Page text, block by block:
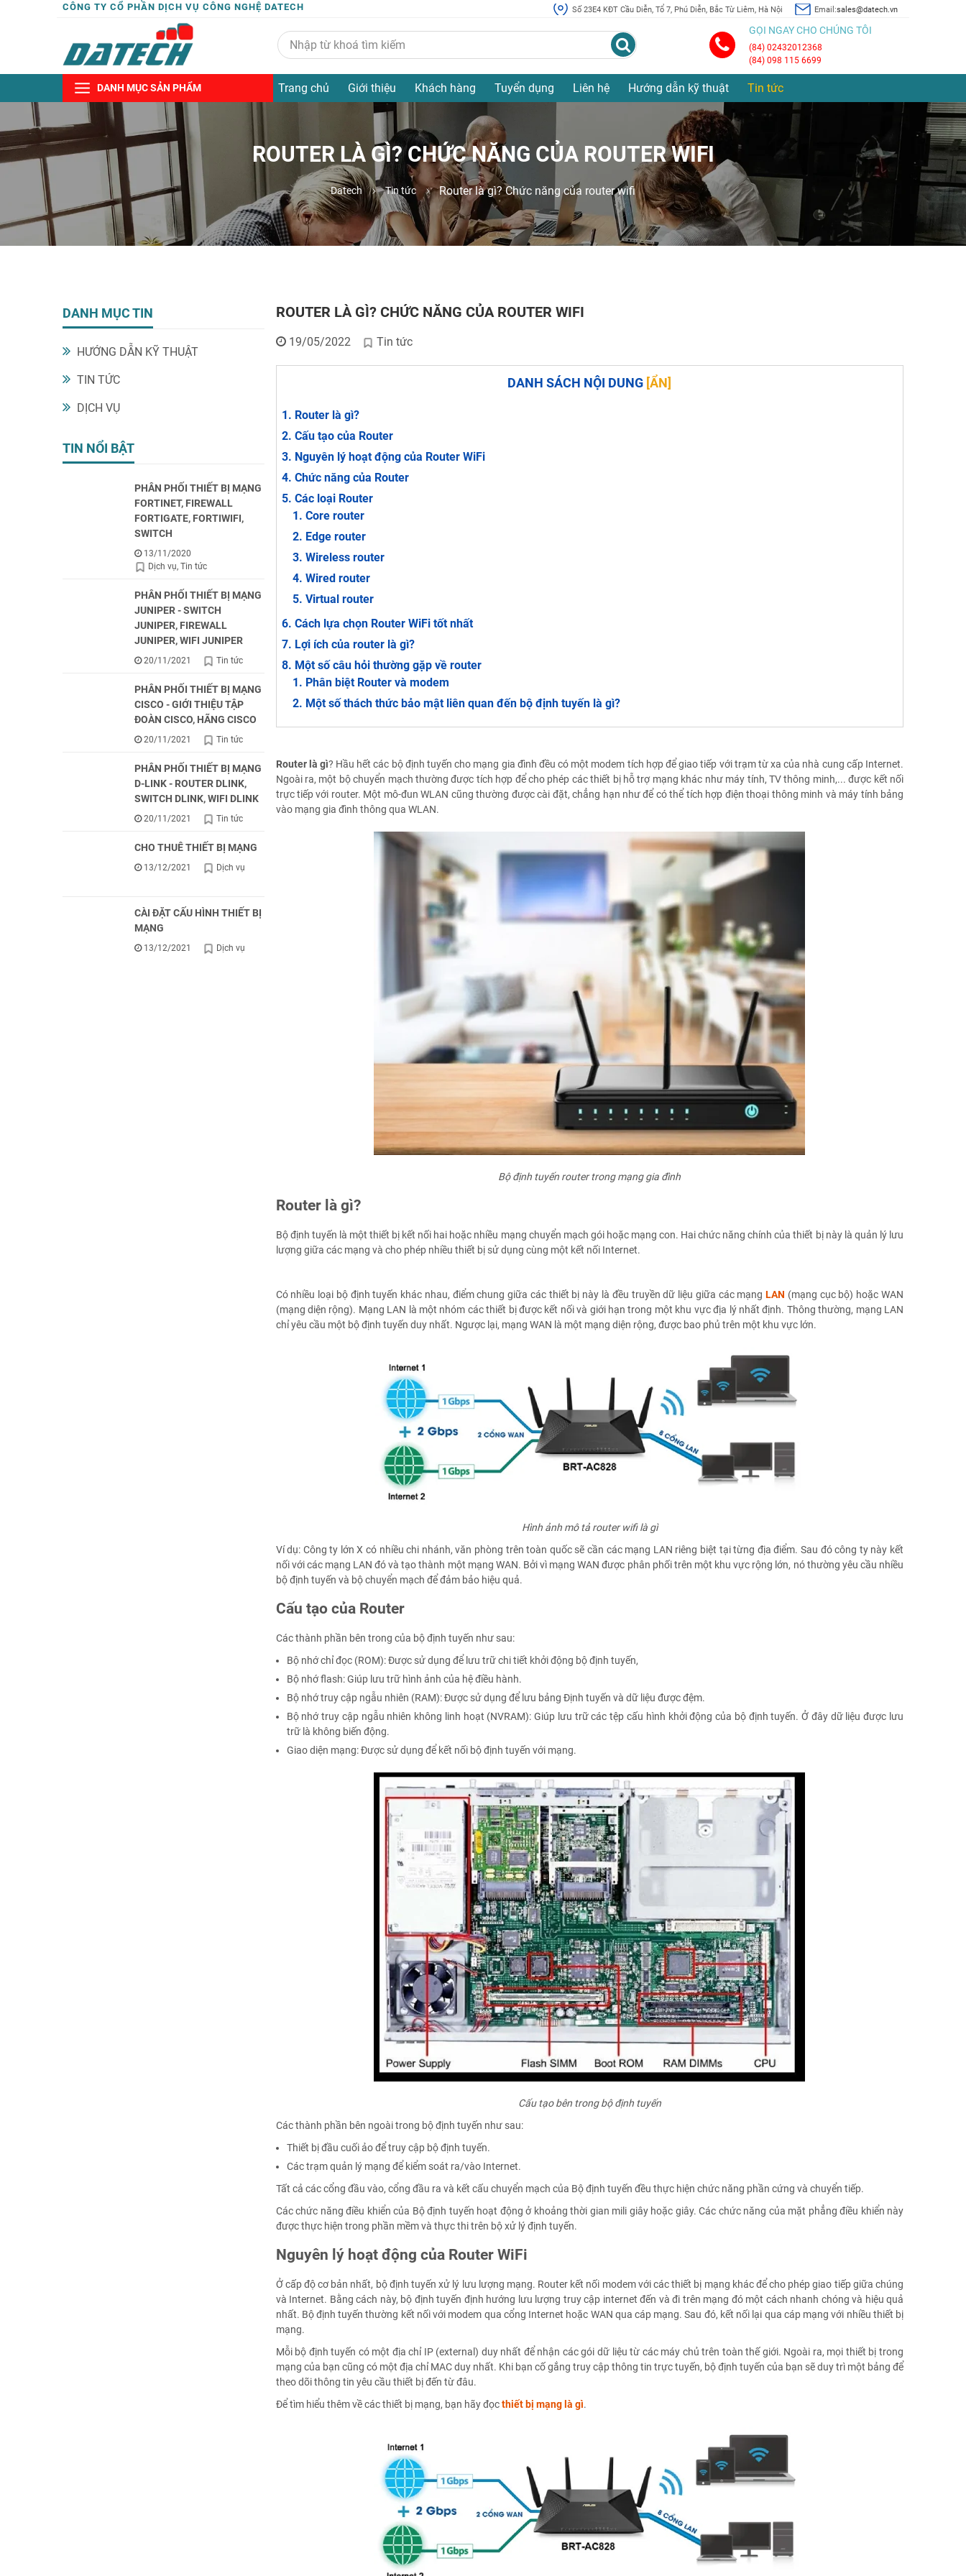
CÔNG TY CỔ PHẦN DỊCH VỤ CÔNG NGHỆ DATECH Số 23E4 KĐT Cầu Diễn, Tổ 7, Phú Diễn, Bắc Từ Liêm, Hà Nội Email:sales@datech.vn
GỌI NGAY CHO CHÚNG TÔI
(84) 02432012368
(84) 098 115 6699
DANH MỤC SẢN PHẨM Trang chủ Giới thiệu Khách hàng Tuyển dụng Liên hệ Hướng dẫn kỹ thuật Tin tức
ROUTER LÀ GÌ? CHỨC NĂNG CỦA ROUTER WIFI
Datech Tin tức Router là gì? Chức năng của router wifi
DANH MỤC TIN
HƯỚNG DẪN KỸ THUẬT
TIN TỨC
DỊCH VỤ
TIN NỔI BẬT
PHÂN PHỐI THIẾT BỊ MẠNG
FORTINET, FIREWALL
FORTIGATE, FORTIWIFI,
SWITCH
13/11/2020
Dịch vụ Tin tức
PHÂN PHỐI THIẾT BỊ MẠNG
JUNIPER - SWITCH
JUNIPER, FIREWALL
JUNIPER, WIFI JUNIPER
20/11/2021 Tin tức
PHÂN PHỐI THIẾT BỊ MẠNG
CISCO - GIỚI THIỆU TẬP
ĐOÀN CISCO, HÃNG CISCO
20/11/2021 Tin tức
PHÂN PHỐI THIẾT BỊ MẠNG
D-LINK - ROUTER DLINK,
SWITCH DLINK, WIFI DLINK
20/11/2021 Tin tức
CHO THUÊ THIẾT BỊ MẠNG
13/12/2021 Dịch vụ
CÀI ĐẶT CẤU HÌNH THIẾT BỊ
MẠNG
13/12/2021 Dịch vụ
ROUTER LÀ GÌ? CHỨC NĂNG CỦA ROUTER WIFI
19/05/2022 Tin tức
DANH SÁCH NỘI DUNG [ẨN]
Router là gì?
Cấu tạo của Router
Nguyên lý hoạt động của Router WiFi
Chức năng của Router
Các loại Router
Core router
Edge router
Wireless router
Wired router
Virtual router
Cách lựa chọn Router WiFi tốt nhất
Lợi ích của router là gì?
Một số câu hỏi thường gặp về router
Phân biệt Router và modem
Một số thách thức bảo mật liên quan đến bộ định tuyến là gì?
Router là gì? Hầu hết các bộ định tuyến cho mạng gia đình đều có một modem tích hợp để giao tiếp với trạm từ xa của nhà cung cấp Internet.
Ngoài ra, một bộ chuyển mạch thường được tích hợp để cho phép các thiết bị hỗ trợ mạng khác như máy tính, TV thông minh,... được kết nối
trực tiếp với router. Một mô-đun WLAN cũng thường được cài đặt, chẳng hạn như để có thể tích hợp điện thoại thông minh và máy tính bảng
vào mạng gia đình thông qua WLAN.
Bộ định tuyến router trong mạng gia đình
Router là gì?
Bộ định tuyến là một thiết bị kết nối hai hoặc nhiều mạng chuyển mạch gói hoặc mạng con. Hai chức năng chính của thiết bị này là quản lý lưu
lượng giữa các mạng và cho phép nhiều thiết bị sử dụng cùng một kết nối Internet.
Có nhiều loại bộ định tuyến khác nhau, điểm chung giữa các thiết bị này là đều truyền dữ liệu giữa các mạngLAN (mạng cục bộ) hoặc WAN
(mạng diện rộng). Mạng LAN là một nhóm các thiết bị được kết nối và giới hạn trong một khu vực địa lý nhất định. Thông thường, mạng LAN
chỉ yêu cầu một bộ định tuyến duy nhất. Ngược lại, mạng WAN là một mạng diện rộng, được bao phủ trên một khu vực lớn.
Hình ảnh mô tả router wifi là gì
Ví dụ: Công ty lớn X có nhiều chi nhánh, văn phòng trên toàn quốc sẽ cần các mạng LAN riêng biệt tại từng địa điểm. Sau đó công ty này kết
nối với các mạng LAN đó và tạo thành một mạng WAN. Bởi vì mạng WAN được phân phối trên một khu vực rộng lớn, nó thường yêu cầu nhiều
bộ định tuyến và bộ chuyển mạch để đảm bảo hiệu quả.
Cấu tạo của Router
Các thành phần bên trong của bộ định tuyến như sau:
Bộ nhớ chỉ đọc (ROM): Được sử dụng để lưu trữ chi tiết khởi động bộ định tuyến,
Bộ nhớ flash: Giúp lưu trữ hình ảnh của hệ điều hành.
Bộ nhớ truy cập ngẫu nhiên (RAM): Được sử dụng để lưu bảng Định tuyến và dữ liệu được đệm.
Bộ nhớ truy cập ngẫu nhiên không linh hoạt (NVRAM): Giúp lưu trữ các tệp cấu hình khởi động của bộ định tuyến. Ở đây dữ liệu được lưu
trữ là không biến động.
Giao diện mạng: Được sử dụng để kết nối bộ định tuyến với mạng.
Cấu tạo bên trong bộ định tuyến
Các thành phần bên ngoài trong bộ định tuyến như sau:
Thiết bị đầu cuối ảo để truy cập bộ định tuyến.
Các trạm quản lý mạng để kiểm soát ra/vào Internet.
Tất cả các cổng đầu vào, cổng đầu ra và kết cấu chuyển mạch của Bộ định tuyến đều thực hiện chức năng phần cứng và chuyển tiếp.
Các chức năng điều khiển của Bộ định tuyến hoạt động ở khoảng thời gian mili giây hoặc giây. Các chức năng của mặt phẳng điều khiển này
được thực hiện trong phần mềm và thực thi trên bộ xử lý định tuyến.
Nguyên lý hoạt động của Router WiFi
Ở cấp độ cơ bản nhất, bộ định tuyến xử lý lưu lượng mạng. Router kết nối modem với các thiết bị mạng khác để cho phép giao tiếp giữa chúng
và Internet. Bằng cách này, bộ định tuyến định hướng lưu lượng truy cập internet đến và đi trên mạng đó một cách nhanh chóng và hiệu quả
nhất. Bộ định tuyến thường kết nối với modem qua cổng Internet hoặc WAN qua cáp mạng. Sau đó, kết nối lại qua cáp mạng với nhiều thiết bị
mạng.
Mỗi bộ định tuyến có một địa chỉ IP (external) duy nhất để nhận các gói dữ liệu từ các máy chủ trên toàn thế giới. Ngoài ra, mọi thiết bị trong
mạng của bạn cũng có một địa chỉ MAC duy nhất. Khi bạn cố gắng truy cập thông tin trực tuyến, bộ định tuyến của bạn sẽ duy trì một bảng để
theo dõi thông tin yêu cầu thiết bị đến từ đâu.
Để tìm hiểu thêm về các thiết bị mạng, bạn hãy đọcthiết bị mạng là gì.